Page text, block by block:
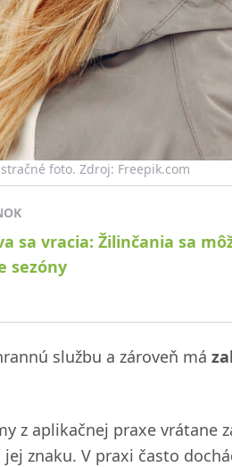
foto. Zdroj: Freepik.com
sa vracia: Žilinčania sa
sezóny
službu a zároveň má
z aplikačnej praxe vrátane
znaku. V praxi často